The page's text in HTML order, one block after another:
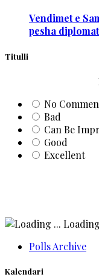
Vendimet e
pesha
Titulli
No
Bad
Can Be
Good
Excellent
Polls Archive
Kalendari